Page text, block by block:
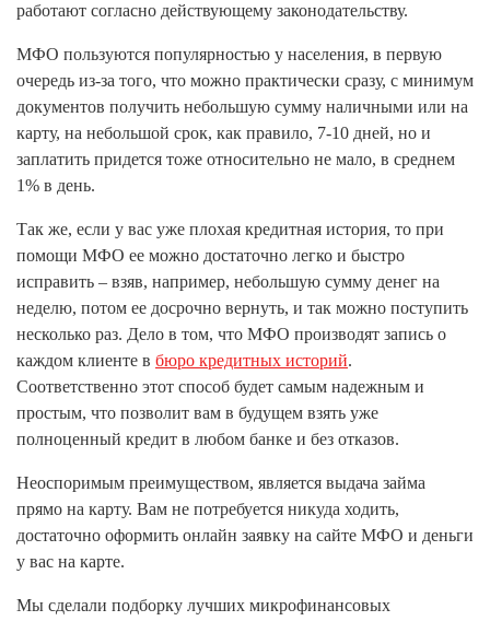
работают согласно действующему законодательству.
МФО пользуются популярностью у населения, в первую
очередь из-за того, что можно практически сразу, с минимум
документов получить небольшую сумму наличными или на
карту, на небольшой срок, как правило, 7-10 дней, но и
заплатить придется тоже относительно не мало, в среднем
1% в день.
Так же, если у вас уже плохая кредитная история, то при
помощи МФО ее можно достаточно легко и быстро
исправить – взяв, например, небольшую сумму денег на
неделю, потом ее досрочно вернуть, и так можно поступить
несколько раз. Дело в том, что МФО производят запись о
каждом клиенте в бюро кредитных историй.
Соответственно этот способ будет самым надежным и
простым, что позволит вам в будущем взять уже
полноценный кредит в любом банке и без отказов.
Неоспоримым преимуществом, является выдача займа
прямо на карту. Вам не потребуется никуда ходить,
достаточно оформить онлайн заявку на сайте МФО и деньги
у вас на карте.
Мы сделали подборку лучших микрофинансовых